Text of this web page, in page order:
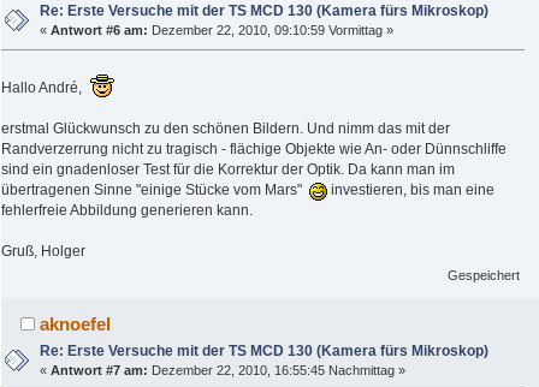
Re: Erste Versuche mit der TS MCD 130 (Kamera fürs Mikroskop)
«Antwort #6 am: Dezember 22, 2010, 09:10:59 Vormittag »
Hallo André,
erstmal Glückwunsch zu den schönen Bildern. Und nimm das mit der
Randverzerrung nicht zu tragisch - flächige Objekte wie An- oder Dünnschliffe
sind ein gnadenloser Test für die Korrektur der Optik. Da kann man im
übertragenen Sinne "einige Stücke vom Mars"
investieren, bis man eine
fehlerfreie Abbildung generieren kann.
Gruß, Holger
Gespeichert
aknoefel
Re: Erste Versuche mit der TS MCD 130 (Kamera fürs Mikroskop)
«Antwort #7 am: Dezember 22, 2010, 16:55:45 Nachmittag »